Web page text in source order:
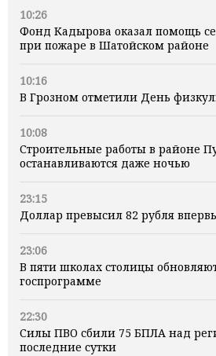
10:26
Фонд Кадырова оказал помощь
при пожаре в Шатойском районе
10:16
В Грозном отметили День
10:08
Строительные работы в районе
останавливаются даже ночью
23:15
Доллар превысил 82 рубля
23:06
В пяти школах столицы
госпрограмме
22:30
Силы ПВО сбили 75 БПЛА над
последние сутки